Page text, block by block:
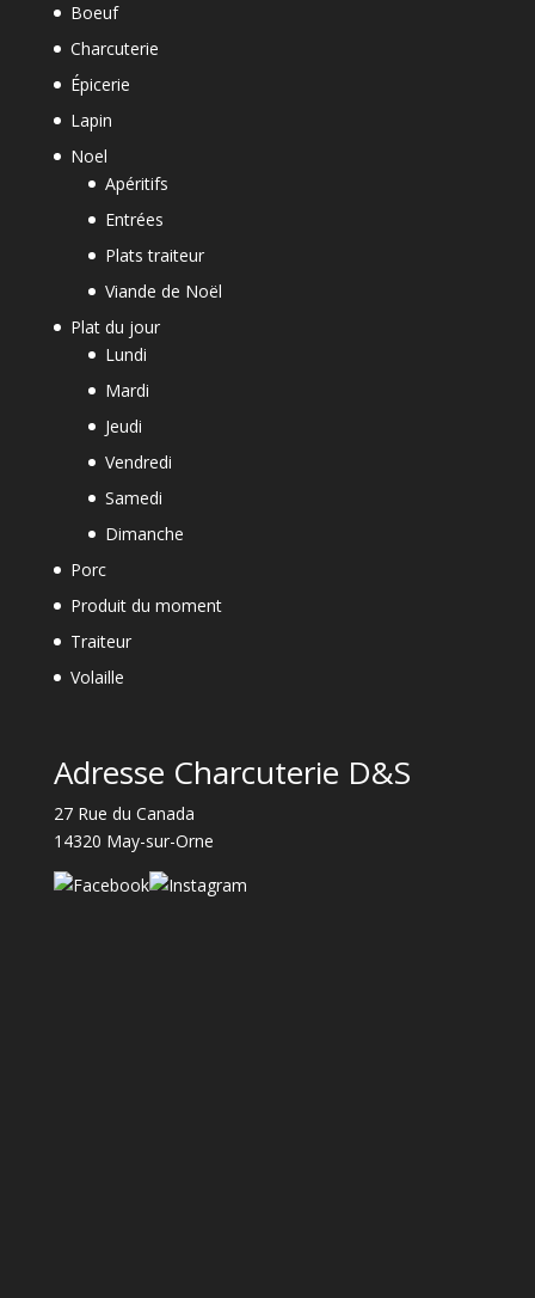
Boeuf
Charcuterie
Épicerie
Lapin
Noel
Apéritifs
Entrées
Plats traiteur
Viande de Noël
Plat du jour
Lundi
Mardi
Jeudi
Vendredi
Samedi
Dimanche
Porc
Produit du moment
Traiteur
Volaille
Adresse Charcuterie D&S
27 Rue du Canada
14320 May-sur-Orne